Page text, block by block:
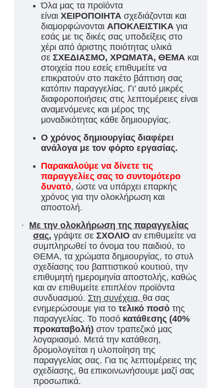
Όλα μας τα προϊόντα
είναι ΧΕΙΡΟΠΟΙΗΤΑ σχεδιάζονται και
διαμορφώνονται ΑΠΟΚΛΕΙΣΤΙΚΑ για
εσάς με τις δικές σας υποδείξεις στο
χέρι από άριστης ποιότητας υλικά
σε ΣΧΕΔΙΑΣΜΟ, ΧΡΩΜΑΤΑ, ΘΕΜΑ και
στοιχεία που εσείς επιθυμείτε να
επικρατούν στο πακέτο βάπτιση σας
κατόπιν παραγγελίας. Γι’ αυτό μικρές
διαφοροποιήσεις στις λεπτομέρειες είναι
αναμενόμενες και μέρος της
μοναδικότητας κάθε δημιουργίας.
Ο χρόνος δημιουργίας διαφέρει
ανάλογα με τον φόρτο εργασίας.
Παρακαλούμε να δίνετε τις
παραγγελίες σας το συντομότερο
δυνατό, ώστε να υπάρχει επαρκής
χρόνος για την ολοκλήρωση και
αποστολή.
·
Με την ολοκλήρωση της παραγγελίας
σας, γράψτε σε ΣΧΟΛΙΟ αν επιθυμείτε να
συμπληρωθεί το όνομα του παιδιού, το
ΘΕΜΑ, τα χρώματα δημιουργίας, το στυλ
σχεδίασης του βαπτιστικού κουτιού, την
επιθυμητή ημερομηνία αποστολής, καθώς
και αν επιθυμείτε επιπλέον προϊόντα
συνδυασμού. Στη συνέχεια, θα σας
ενημερώσουμε για το τελικό ποσό της
παραγγελίας. Το ποσό κατάθεσης (40%
προκαταβολή) στον τραπεζικό μας
λογαριασμό. Μετά την κατάθεση,
δρομολογείται η υλοποίηση της
παραγγελίας σας. Για τις λεπτομέρειες της
σχεδίασης, θα επικοινωνήσουμε μαζί σας
προσωπικά.